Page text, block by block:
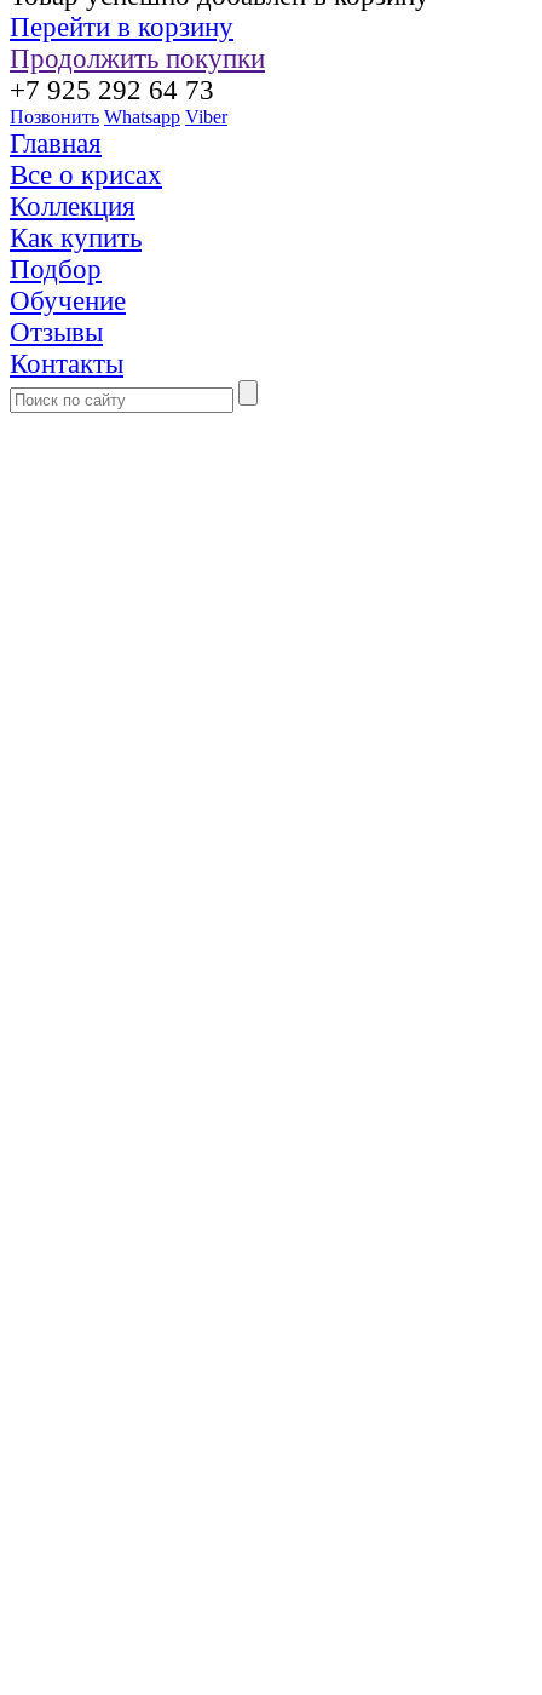
Перейти в корзину
Продолжить покупки
+7 925 292 64 73
Позвонить Whatsapp Viber
Главная
Все о крисах
Коллекция
Как купить
Подбор
Обучение
Отзывы
Контакты